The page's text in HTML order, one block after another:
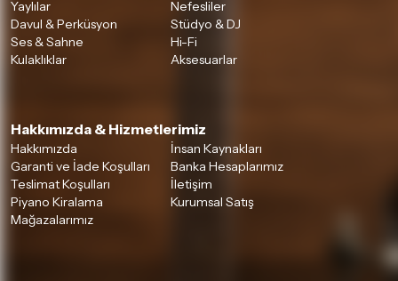
Yaylılar
Nefesliler
Davul & Perküsyon
Stüdyo & DJ
Ses & Sahne
Hi-Fi
Kulaklıklar
Aksesuarlar
Hakkımızda & Hizmetlerimiz
Hakkımızda
İnsan Kaynakları
Garanti ve İade Koşulları
Banka Hesaplarımız
Teslimat Koşulları
İletişim
Piyano Kiralama
Kurumsal Satış
Mağazalarımız